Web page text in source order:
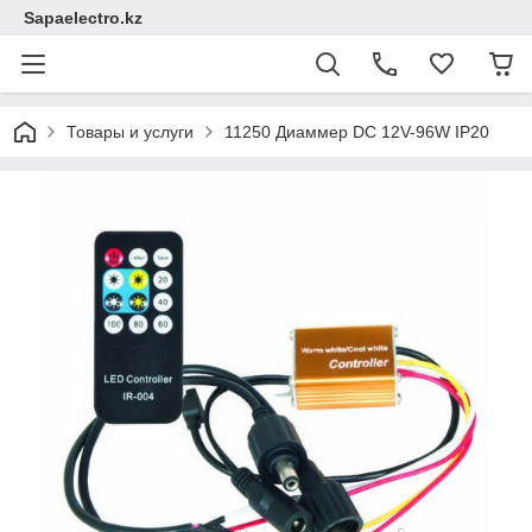
Sapaelectro.kz
Товары и услуги 11250 Диаммер DC 12V-96W IP20